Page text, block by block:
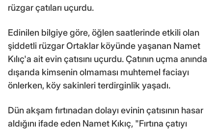
rüzgar çatıları uçurdu.
Edinilen bilgiye göre, öğlen saatlerinde etkili olan
şiddetli rüzgar Ortaklar köyünde yaşanan Namet
Kılıç'a ait evin çatısını uçurdu. Çatının uçma anında
dışarıda kimsenin olmaması muhtemel faciayı
önlerken, köy sakinleri terdirginlik yaşadı.
Dün akşam fırtınadan dolayı evinin çatısının hasar
aldığını ifade eden Namet Kıkıç, "Fırtına çatıyı